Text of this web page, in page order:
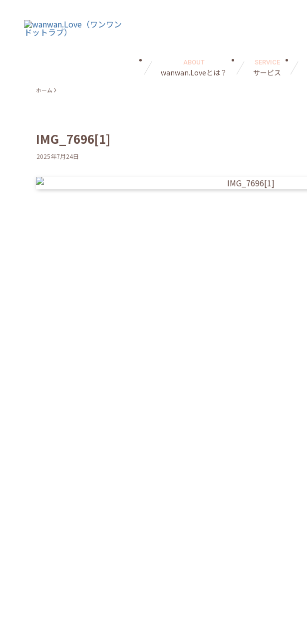
wanwan.Loveとは？
ABOUT
サービス
SERVICE
ホーム
IMG_7696[1]
2025年7月24日